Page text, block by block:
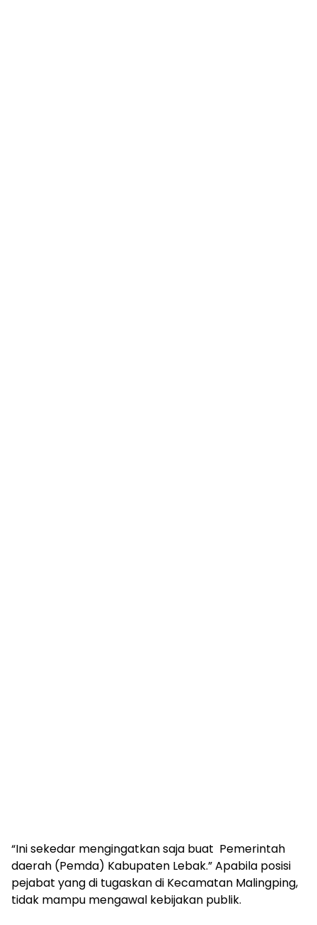
“Ini sekedar mengingatkan saja buat Pemerintah
daerah (Pemda) Kabupaten Lebak.” Apabila posisi
pejabat yang di tugaskan di Kecamatan Malingping,
tidak mampu mengawal kebijakan publik.